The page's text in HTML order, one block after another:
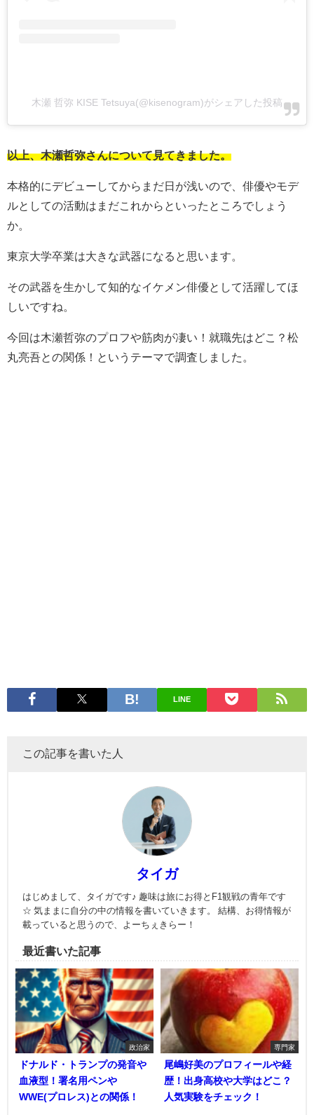
木瀬 哲弥 KISE Tetsuya(@kisenogram)がシェアした投稿
以上、木瀬哲弥さんについて見てきました。
本格的にデビューしてからまだ日が浅いので、俳優やモデ
ルとしての活動はまだこれからといったところでしょう
か。
東京大学卒業は大きな武器になると思います。
その武器を生かして知的なイケメン俳優として活躍してほ
しいですね。
今回は木瀬哲弥のプロフや筋肉が凄い！就職先はどこ？松
丸亮吾との関係！というテーマで調査しました。
LINE
この記事を書いた人
タイガ
はじめまして、タイガです♪ 趣味は旅にお得とF1観戦の青年です
☆ 気ままに自分の中の情報を書いていきます。 結構、お得情報が
載っていると思うので、よーちぇきらー！
最近書いた記事
政治家
ドナルド・トランプの発音や
血液型！署名用ペンや
WWE(プロレス)との関係！
専門家
尾嶋好美のプロフィールや経
歴！出身高校や大学はどこ？
人気実験をチェック！